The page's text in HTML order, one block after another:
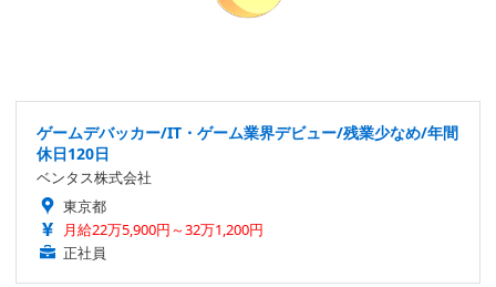
ゲームデバッカー/IT・ゲーム業界デビュー/残業少なめ/年間
休日120日
ベンタス株式会社
東京都
月給22万5,900円～32万1,200円
正社員